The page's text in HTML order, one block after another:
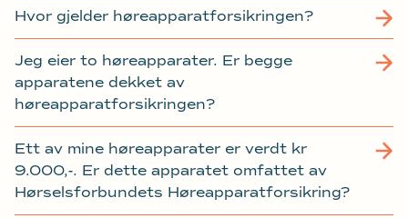
Hvor gjelder høreapparatforsikringen?
Jeg eier to høreapparater. Er begge
apparatene dekket av
høreapparatforsikringen?
Ett av mine høreapparater er verdt kr
9.000,-. Er dette apparatet omfattet av
Hørselsforbundets Høreapparatforsikring?